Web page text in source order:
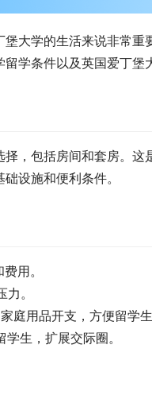
大学的生活来说非常
学条件以及英国爱丁堡
，包括房间和套房。
设施和便利条件。
用。
。
庭用品开支，方便留学生
生，扩展交际圈。